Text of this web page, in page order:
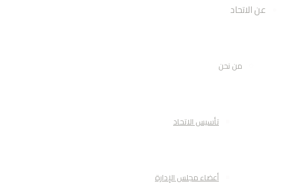
عن الاتحاد
من نحن
تأسيس الاتحاد
أعضاء مجلس الإدارة